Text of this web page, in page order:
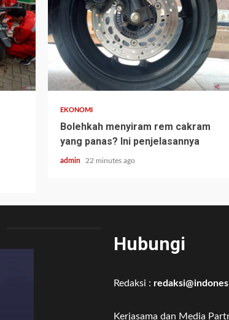
EKONOMI
Bolehkah menyiram rem cakram
yang panas? Ini penjelasannya
admin 22 minutes ago
Hubungi
Redaksi :
Kerjasama dan Media